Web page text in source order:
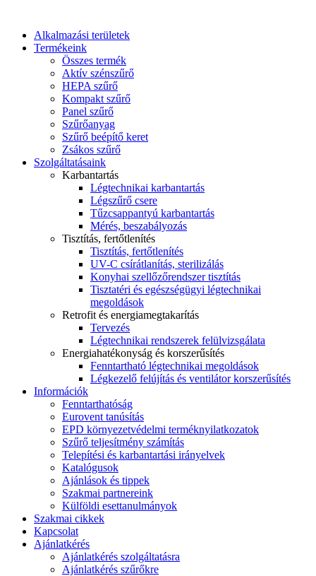
Alkalmazási területek
Termékeink
Összes termék
Aktív szénszűrő
HEPA szűrő
Kompakt szűrő
Panel szűrő
Szűrőanyag
Szűrő beépítő keret
Zsákos szűrő
Szolgáltatásaink
Karbantartás
Légtechnikai karbantartás
Légszűrő csere
Tűzcsappantyú karbantartás
Mérés, beszabályozás
Tisztítás, fertőtlenítés
Tisztítás, fertőtlenítés
UV-C csírátlanítás, sterilizálás
Konyhai szellőzőrendszer tisztítás
Tisztatéri és egészségügyi légtechnikai
megoldások
Retrofit és energiamegtakarítás
Tervezés
Légtechnikai rendszerek felülvizsgálata
Energiahatékonyság és korszerűsítés
Fenntartható légtechnikai megoldások
Légkezelő felújítás és ventilátor korszerűsítés
Információk
Fenntarthatóság
Eurovent tanúsítás
EPD környezetvédelmi terméknyilatkozatok
Szűrő teljesítmény számítás
Telepítési és karbantartási irányelvek
Katalógusok
Ajánlások és tippek
Szakmai partnereink
Külföldi esettanulmányok
Szakmai cikkek
Kapcsolat
Ajánlatkérés
Ajánlatkérés szolgáltatásra
Ajánlatkérés szűrőkre